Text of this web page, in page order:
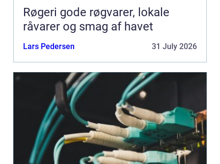
Røgeri gode røgvarer, lokale
råvarer og smag af havet
Lars Pedersen 31 July 2026